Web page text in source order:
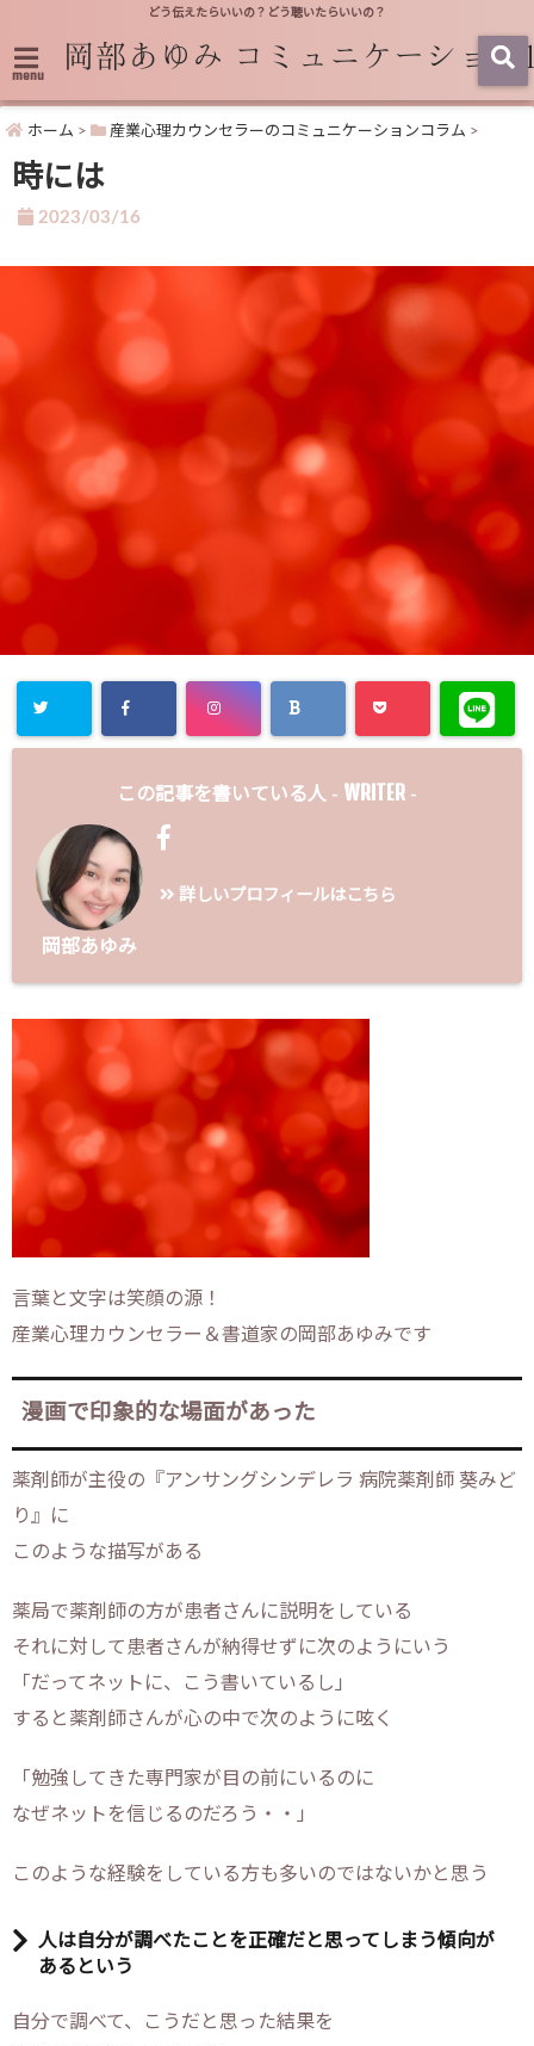
どう伝えたらいいの？どう聴いたらいいの？
menu
ホーム > 産業心理カウンセラーのコミュニケーションコラム >
時には
2023/03/16
この記事を書いている人 - WRITER -
岡部あゆみ
詳しいプロフィールはこちら
言葉と文字は笑顔の源！
産業心理カウンセラー＆書道家の岡部あゆみです
漫画で印象的な場面があった
薬剤師が主役の『アンサングシンデレラ 病院薬剤師 葵みど
り』に
このような描写がある
薬局で薬剤師の方が患者さんに説明をしている
それに対して患者さんが納得せずに次のようにいう
「だってネットに、こう書いているし」
すると薬剤師さんが心の中で次のように呟く
「勉強してきた専門家が目の前にいるのに
なぜネットを信じるのだろう・・」
このような経験をしている方も多いのではないかと思う
人は自分が調べたことを正確だと思ってしまう傾向が
あるという
自分で調べて、こうだと思った結果を